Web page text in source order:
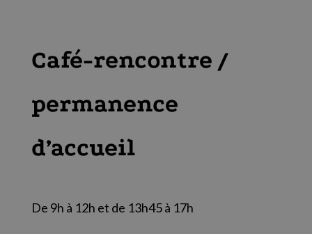
Café-rencontre /
permanence
d’accueil
De 9h à 12h et de 13h45 à 17h